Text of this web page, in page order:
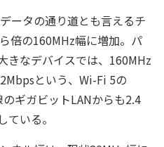
ータの通り道とも言えるチ
倍の160MHz幅に増加。パ
きなデバイスでは、160MHz
という、Wi-Fi 5の
ギガビットLANからも2.4
いる。